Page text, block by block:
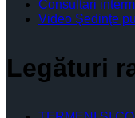
Consultari
Video Şedinţe
Legături